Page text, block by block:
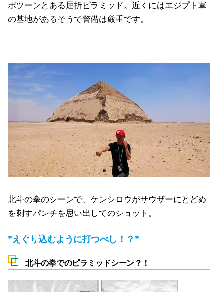
ポツーンとある屈折ピラミッド。近くにはエジプト軍
の基地があるそうで警備は厳重です。
北斗の拳のシーンで、ケンシロウがサウザーにとどめ
を刺すパンチを思い出してのショット。
”えぐり込むように打つべし！？”
北斗の拳でのピラミッドシーン？！